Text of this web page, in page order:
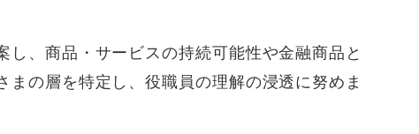
、商品・サービスの持続可能性や金融商品と
の層を特定し、役職員の理解の浸透に努めま